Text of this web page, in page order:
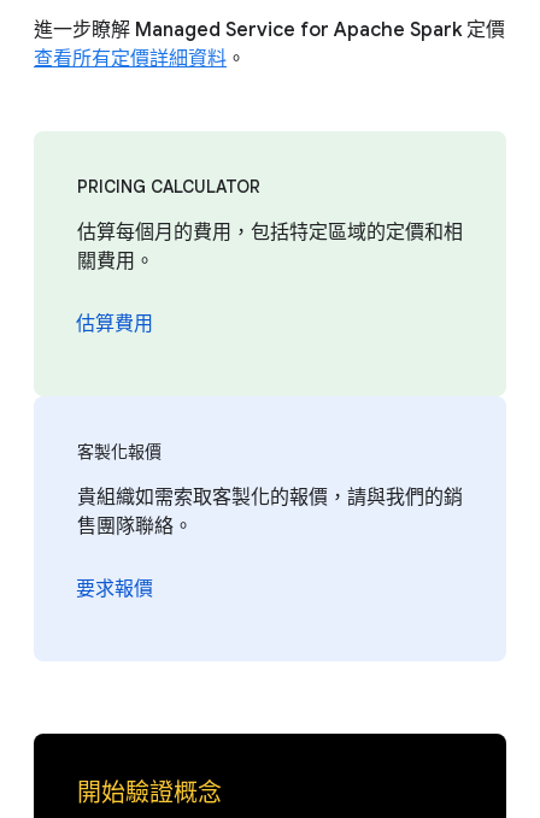
進一步瞭解 Managed Service for Apache Spark 定價
查看所有定價詳細資料 。
PRICING CALCULATOR
估算每個月的費用，包括特定區域的定價和相
關費用。
估算費用
客製化報價
貴組織如需索取客製化的報價，請與我們的銷
售團隊聯絡。
要求報價
開始驗證概念